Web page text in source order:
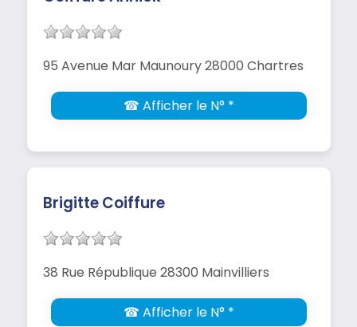
95 Avenue Mar Maunoury 28000 Chartres
☎ Afficher le N° *
Brigitte Coiffure
38 Rue République 28300 Mainvilliers
☎ Afficher le N° *